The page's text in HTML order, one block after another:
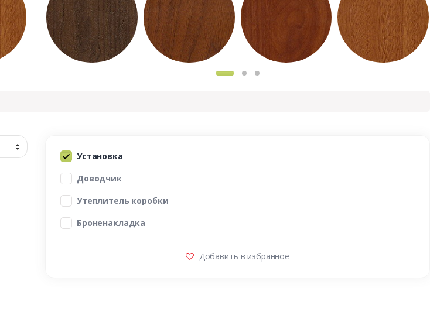
Установка
Доводчик
Утеплитель коробки
Броненакладка
Добавить в избранное